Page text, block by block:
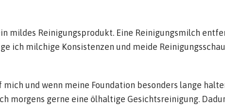
mildes Reinigungsprodukt. Eine Reinigungsmilch
ich milchige Konsistenzen und meide
und wenn meine Foundation besonders lange
morgens gerne eine ölhaltige Gesichtsreinigung.